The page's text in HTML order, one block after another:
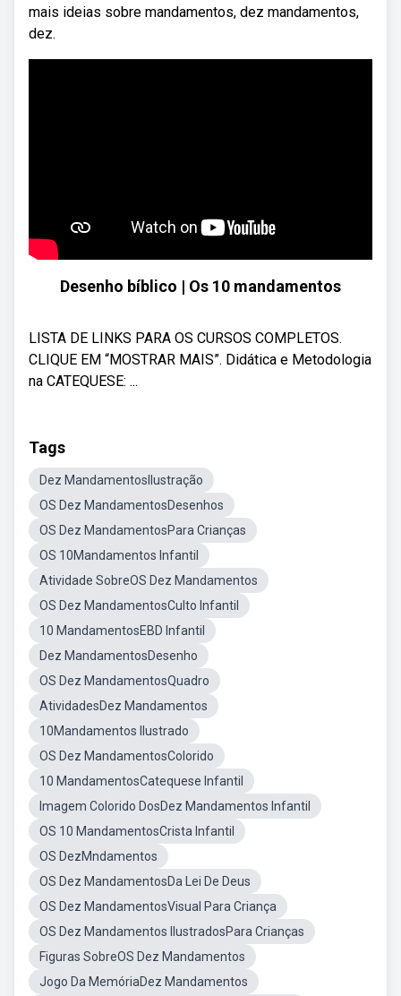
mais ideias sobre mandamentos, dez mandamentos,
dez.
Desenho bíblico | Os 10 mandamentos
LISTA DE LINKS PARA OS CURSOS COMPLETOS.
CLIQUE EM “MOSTRAR MAIS”. Didática e Metodologia
na CATEQUESE: ...
Tags
Dez MandamentosIlustração
OS Dez MandamentosDesenhos
OS Dez MandamentosPara Crianças
OS 10Mandamentos Infantil
Atividade SobreOS Dez Mandamentos
OS Dez MandamentosCulto Infantil
10 MandamentosEBD Infantil
Dez MandamentosDesenho
OS Dez MandamentosQuadro
AtividadesDez Mandamentos
10Mandamentos Ilustrado
OS Dez MandamentosColorido
10 MandamentosCatequese Infantil
Imagem Colorido DosDez Mandamentos Infantil
OS 10 MandamentosCrista Infantil
OS DezMndamentos
OS Dez MandamentosDa Lei De Deus
OS Dez MandamentosVisual Para Criança
OS Dez Mandamentos IlustradosPara Crianças
Figuras SobreOS Dez Mandamentos
Jogo Da MemóriaDez Mandamentos